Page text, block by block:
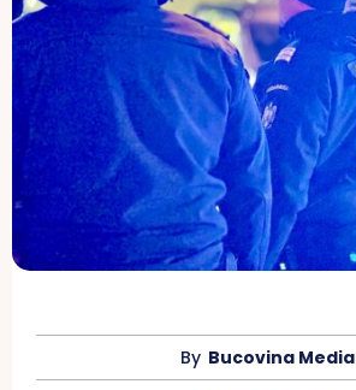
By Bucovina Media